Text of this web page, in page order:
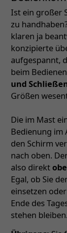
Ist ein großer
zu
klaren ja
konzipierte
aufgespannt,
beim
und
Größen
Die im Mast
Bedienung im
den Schirm
nach oben.
also direkt
Egal, ob Sie
einsetzen
Ende des
stehen bleiben.